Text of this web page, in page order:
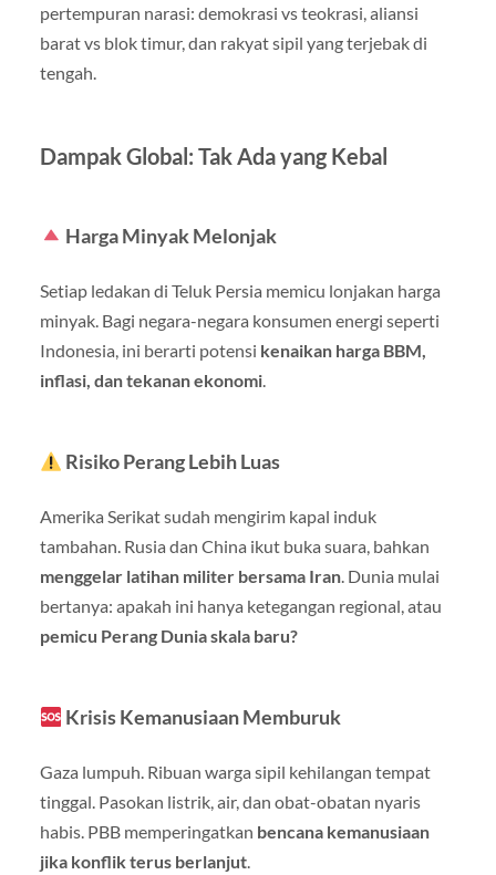
pertempuran narasi: demokrasi vs teokrasi, aliansi
barat vs blok timur, dan rakyat sipil yang terjebak di
tengah.
Dampak Global: Tak Ada yang Kebal
Harga Minyak Melonjak
Setiap ledakan di Teluk Persia memicu lonjakan harga
minyak. Bagi negara-negara konsumen energi seperti
Indonesia, ini berarti potensi kenaikan harga BBM,
inflasi, dan tekanan ekonomi.
Risiko Perang Lebih Luas
Amerika Serikat sudah mengirim kapal induk
tambahan. Rusia dan China ikut buka suara, bahkan
menggelar latihan militer bersama Iran. Dunia mulai
bertanya: apakah ini hanya ketegangan regional, atau
pemicu Perang Dunia skala baru?
Krisis Kemanusiaan Memburuk
Gaza lumpuh. Ribuan warga sipil kehilangan tempat
tinggal. Pasokan listrik, air, dan obat-obatan nyaris
habis. PBB memperingatkan bencana kemanusiaan
jika konflik terus berlanjut.